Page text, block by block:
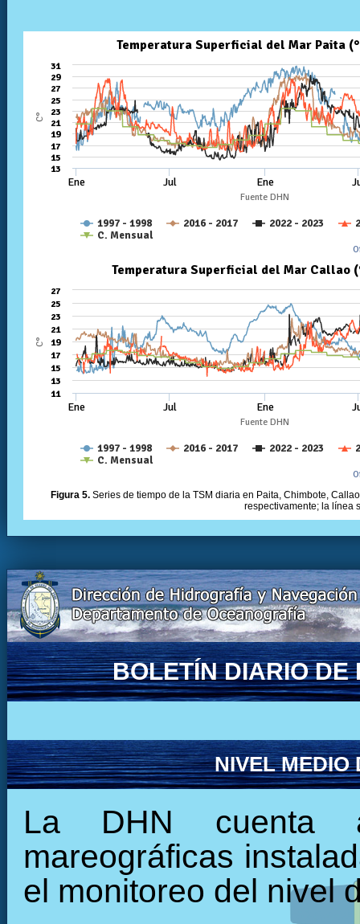
Figura 5. Series de tiempo de la TSM diaria en Paita, Chimbote,
respectivamente; la línea
BOLETÍN DIARIO DE
NIVEL MEDIO
La DHN cuenta
mareográficas
el monitoreo del nivel